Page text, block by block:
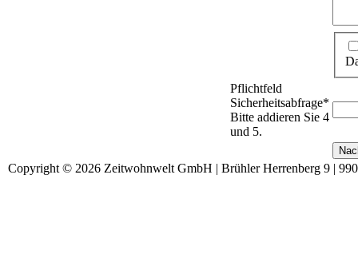
Pflichtfeld
Sicherheitsabfrage*
Bitte addieren Sie 4
und 5.
Copyright © 2026 Zeitwohnwelt GmbH | Brühler Herrenberg 9 |